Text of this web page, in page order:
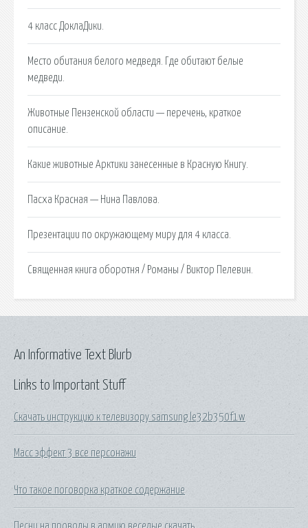
4 класс ДоклаДики.
Место обитания белого медведя. Где обитают белые
медведи.
Животные Пензенской области — перечень, краткое
описание.
Какие животные Арктики занесенные в Красную Книгу.
Пасха Красная — Нина Павлова.
Презентации по окружающему миру для 4 класса.
Священная книга оборотня / Романы / Виктор Пелевин.
Links to Important Stuff
Скачать инструкцию к телевизору samsung le32b350f1w
Масс эффект 3 все персонажи
Что такое поговорка краткое содержание
Песни на проводы в армию веселые скачать
An Informative Text Blurb